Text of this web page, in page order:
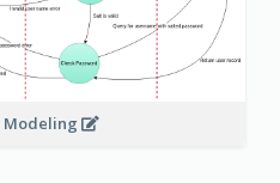
Modeling